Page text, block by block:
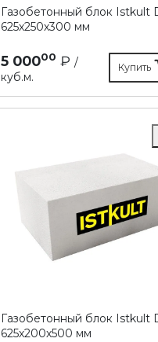
Газобетонный блок Istkult
625х250х300 мм
5 00000 ₽ /
куб.м.
Купить
Газобетонный блок Istkult
625х200х500 мм